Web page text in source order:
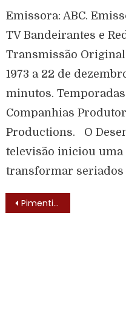
Emissora: ABC.
TV Bandeirantes e
Transmissão
1973 a 22 de
minutos.
Companhias
Productions. O
televisão iniciou uma
transformar seriados
Pimentinha (Dennis the Menace – 1959) – Elenco